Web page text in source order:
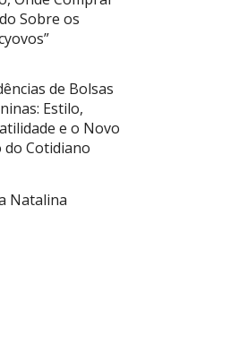
Sobre os
de Bolsas
Estilo,
e o Novo
do Cotidiano
Natalina